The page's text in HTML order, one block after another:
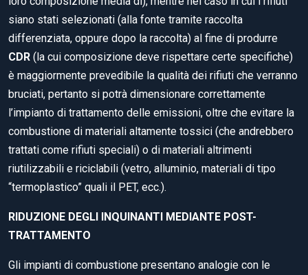
siano stati selezionati (alla fonte tramite raccolta
differenziata, oppure dopo la raccolta) al fine di produrre
CDR (la cui composizione deve rispettare certe specifiche)
è maggiormente prevedibile la qualità dei rifiuti che verranno
bruciati, pertanto si potrà dimensionare correttamente
l’impianto di trattamento delle emissioni, oltre che evitare la
combustione di materiali altamente tossici (che andrebbero
trattati come rifiuti speciali) o di materiali altrimenti
riutilizzabili e riciclabili (vetro, alluminio, materiali di tipo
“termoplastico” quali il PET, ecc.).
RIDUZIONE DEGLI INQUINANTI MEDIANTE POST-
TRATTAMENTO
Gli impianti di combustione presentano analogie con le